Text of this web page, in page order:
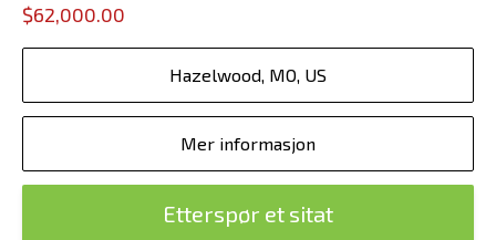
$62,000.00
Hazelwood, MO, US
Mer informasjon
Etterspør et sitat